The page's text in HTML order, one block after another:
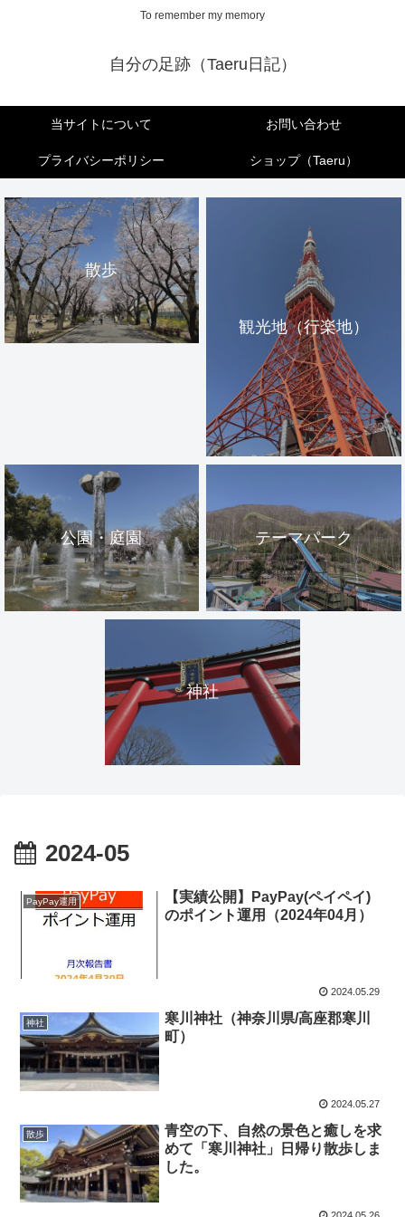
To remember my memory
自分の足跡（Taeru日記）
当サイトについて お問い合わせ
プライバシーポリシー ショップ（Taeru）
散歩
観光地（行楽地）
公園・庭園 テーマパーク
神社
2024-05
PayPay運用
【実績公開】PayPay(ペイペイ)
のポイント運用（2024年04月）
2024.05.29
神社
寒川神社（神奈川県/高座郡寒川
町）
2024.05.27
散歩
青空の下、自然の景色と癒しを求
めて「寒川神社」日帰り散歩しま
した。